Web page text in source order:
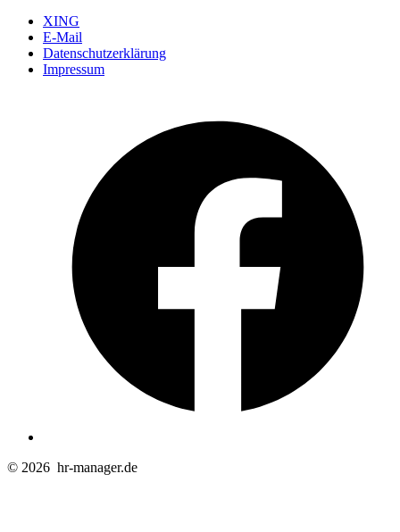
XING
E-Mail
Datenschutzerklärung
Impressum
© 2026 hr-manager.de